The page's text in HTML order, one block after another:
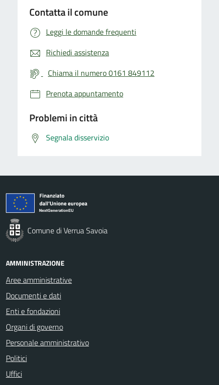
Contatta il comune
Leggi le domande frequenti
Richiedi assistenza
Chiama il numero 0161 849112
Prenota appuntamento
Problemi in città
Segnala disservizio
Comune di Verrua Savoia
AMMINISTRAZIONE
Aree amministrative
Documenti e dati
Enti e fondazioni
Organi di governo
Personale amministrativo
Politici
Uffici